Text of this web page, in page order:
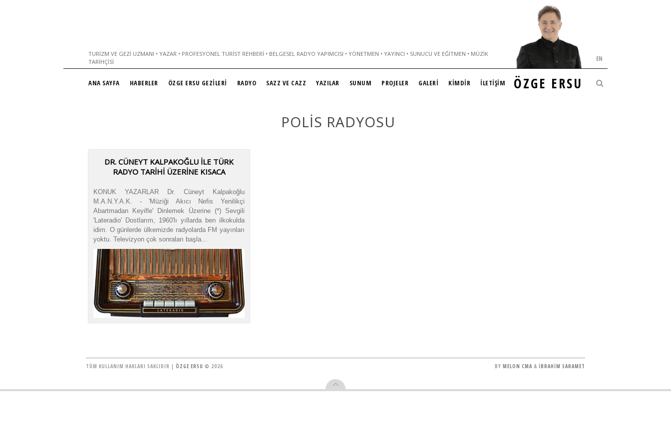
TURIZM VE GEZI UZMANI • YAZAR • PROFESYONEL TURIST REHBERI • BELGESEL RADYO YAPIMCISI • YÖNETMEN • YAYINCI • SUNUCU VE EĞITMEN • MÜZIK
TARIHÇISI
ÖZGE ERSU
EN
ANA SAYFA HABERLER ÖZGE ERSU GEZİLERİ RADYO SAZZ VE CAZZ YAZILAR SUNUM PROJELER GALERİ KİMDİR İLETİŞİM
POLIS RADYOSU
DR. CÜNEYT KALPAKOĞLU İLE TÜRK
RADYO TARIHI ÜZERINE KISACA
KONUK YAZARLAR Dr. Cüneyt Kalpakoğlu
M.A.N.Y.A.K. - 'Müziği Akıcı Nefis Yenilikçi
Abartmadan Keyifle' Dinlemek Üzerine (*) Sevgili
'Lateradio' Dostlarım, 1960'lı yıllarda ben ilkokulda
idim. O günlerde ülkemizde radyolarda FM yayınları
yoktu. Televizyon çok sonraları başla...
TÜM KULLANIM HAKLARI SAKLIDIR | ÖZGE ERSU © 2026 BY MELON CMA & İBRAHİM SARAMET